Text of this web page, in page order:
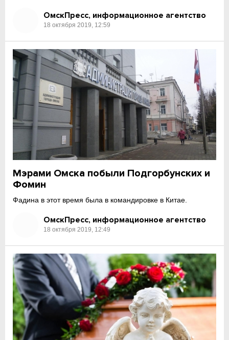
ОмскПресс, информационное агентство
18 октября 2019, 12:59
Мэрами Омска побыли Подгорбунских и
Фомин
Фадина в этот время была в командировке в Китае.
ОмскПресс, информационное агентство
18 октября 2019, 12:49